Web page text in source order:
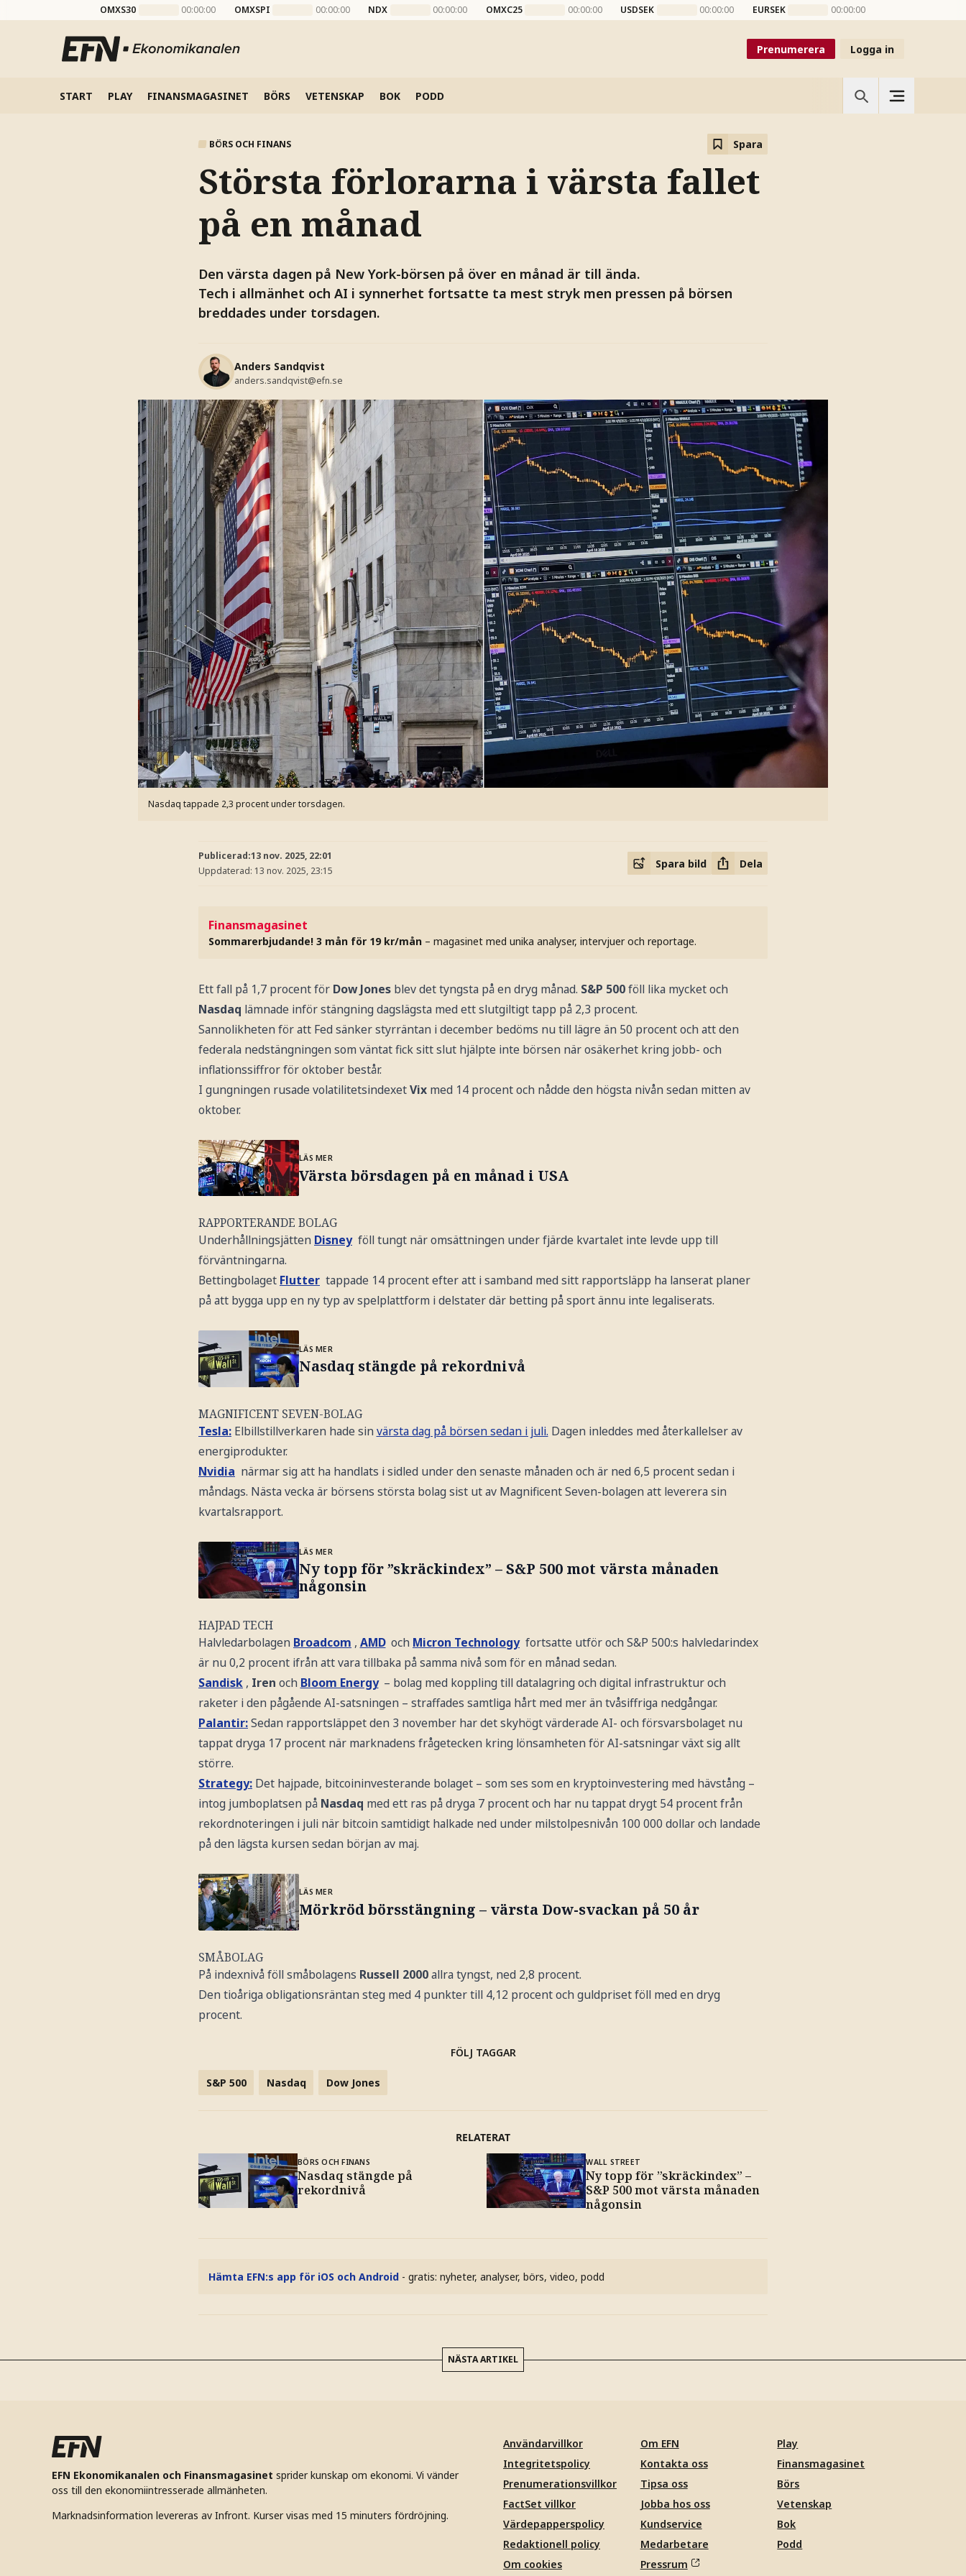
OMXS30 00:00:00 OMXSPI 00:00:00 NDX 00:00:00 OMXC25 00:00:00 USDSEK 00:00:00 EURSEK 00:00:00
Prenumerera Logga in
START PLAY FINANSMAGASINET BÖRS VETENSKAP BOK PODD
BÖRS OCH FINANS Spara
Största förlorarna i värsta fallet
på en månad
Den värsta dagen på New York-börsen på över en månad är till ända.
Tech i allmänhet och AI i synnerhet fortsatte ta mest stryk men pressen på börsen
breddades under torsdagen.
Anders Sandqvist
anders.sandqvist@efn.se
Nasdaq tappade 2,3 procent under torsdagen.
Publicerad:13 nov. 2025, 22:01
Uppdaterad: 13 nov. 2025, 23:15
Spara bild Dela
Finansmagasinet
Sommarerbjudande! 3 mån för 19 kr/mån – magasinet med unika analyser, intervjuer och reportage.
Ett fall på 1,7 procent för Dow Jones blev det tyngsta på en dryg månad. S&P 500föll lika mycket och
Nasdaq lämnade inför stängning dagslägsta med ett slutgiltigt tapp på 2,3 procent.
Sannolikheten för att Fed sänker styrräntan i december bedöms nu till lägre än 50 procent och att den
federala nedstängningen som väntat fick sitt slut hjälpte inte börsen när osäkerhet kring jobb- och
inflationssiffror för oktober består.
I gungningen rusade volatilitetsindexetVix med 14 procent och nådde den högsta nivån sedan mitten av
oktober.
LÄS MER
Värsta börsdagen på en månad i USA
RAPPORTERANDE BOLAG
Underhållningsjätten Disney föll tungt när omsättningen under fjärde kvartalet inte levde upp till
förväntningarna.
Bettingbolaget Flutter tappade 14 procent efter att i samband med sitt rapportsläpp ha lanserat planer
på att bygga upp en ny typ av spelplattform i delstater där betting på sport ännu inte legaliserats.
LÄS MER
Nasdaq stängde på rekordnivå
MAGNIFICENT SEVEN-BOLAG
Tesla: Elbillstillverkaren hade sin värsta dag på börsen sedan i juli. Dagen inleddes med återkallelser av
energiprodukter.
Nvidia närmar sig att ha handlats i sidled under den senaste månaden och är ned 6,5 procent sedan i
måndags. Nästa vecka är börsens största bolag sist ut av Magnificent Seven-bolagen att leverera sin
kvartalsrapport.
LÄS MER
Ny topp för ”skräckindex” – S&P 500 mot värsta månaden
någonsin
HAJPAD TECH
Halvledarbolagen Broadcom , AMD och Micron Technology fortsatte utför och S&P 500:s halvledarindex
är nu 0,2 procent ifrån att vara tillbaka på samma nivå som för en månad sedan.
Sandisk , Iren och Bloom Energy – bolag med koppling till datalagring och digital infrastruktur och
raketer i den pågående AI-satsningen – straffades samtliga hårt med mer än tvåsiffriga nedgångar.
Palantir:Sedan rapportsläppet den 3 november har det skyhögt värderade AI- och försvarsbolaget nu
tappat dryga 17 procent när marknadens frågetecken kring lönsamheten för AI-satsningar växt sig allt
större.
Strategy: Det hajpade, bitcoininvesterande bolaget – som ses som en kryptoinvestering med hävstång –
intog jumboplatsen på Nasdaq med ett ras på dryga 7 procent och har nu tappat drygt 54 procent från
rekordnoteringen i juli när bitcoin samtidigt halkade ned under milstolpesnivån 100 000 dollar och landade
på den lägsta kursen sedan början av maj.
LÄS MER
Mörkröd börsstängning – värsta Dow-svackan på 50 år
SMÅBOLAG
På indexnivå föll småbolagens Russell 2000allra tyngst, ned 2,8 procent.
Den tioåriga obligationsräntan steg med 4 punkter till 4,12 procent och guldpriset föll med en dryg
procent.
FÖLJ TAGGAR
S&P 500 Nasdaq Dow Jones
RELATERAT
BÖRS OCH FINANS
Nasdaq stängde på
rekordnivå
WALL STREET
Ny topp för ”skräckindex” –
S&P 500 mot värsta månaden
någonsin
Hämta EFN:s app för iOS och Android - gratis: nyheter, analyser, börs, video, podd
NÄSTA ARTIKEL
EFN Ekonomikanalen och Finansmagasinet sprider kunskap om ekonomi. Vi vänder
oss till den ekonomiintresserade allmänheten.
Marknadsinformation levereras av Infront. Kurser visas med 15 minuters fördröjning.
Användarvillkor
Integritetspolicy
Prenumerationsvillkor
FactSet villkor
Värdepapperspolicy
Redaktionell policy
Om cookies
Om EFN
Kontakta oss
Tipsa oss
Jobba hos oss
Kundservice
Medarbetare
Pressrum
Play
Finansmagasinet
Börs
Vetenskap
Bok
Podd